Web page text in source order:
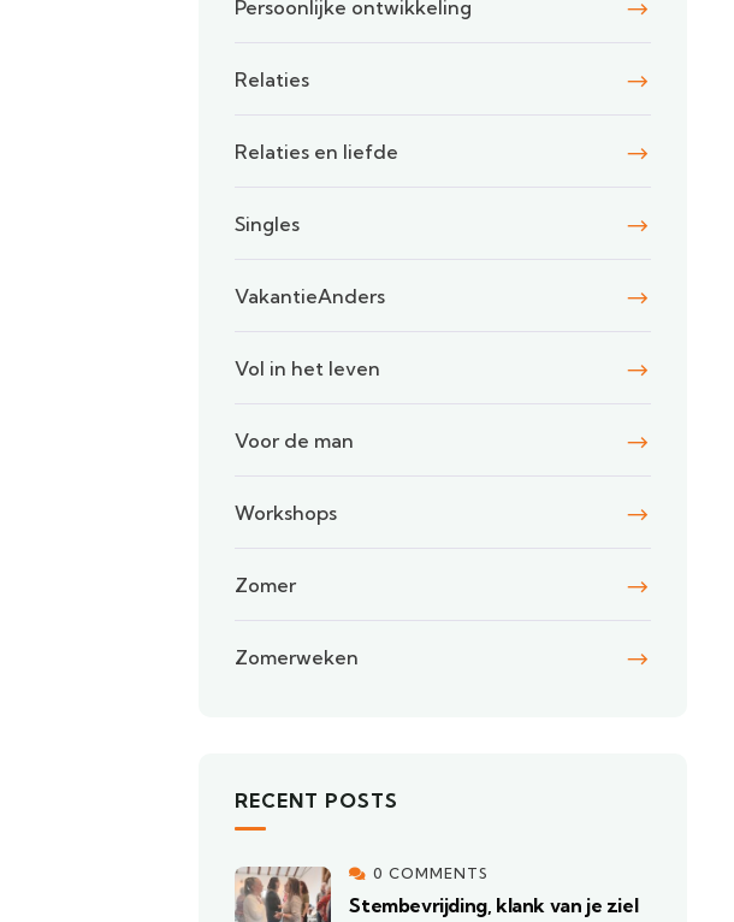
Persoonlijke ontwikkeling
Relaties
Relaties en liefde
Singles
VakantieAnders
Vol in het leven
Voor de man
Workshops
Zomer
Zomerweken
RECENT POSTS
0 COMMENTS
Stembevrijding, klank van je ziel